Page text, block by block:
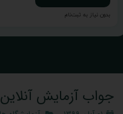
بدون نیاز به ثبت‌نام
جواب آزمایش